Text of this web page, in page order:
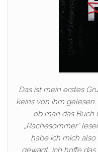
Das ist mein erstes
keins von ihm
ob man das Buch
„Rachesommer“
habe ich mich
gewagt, ich hoffe